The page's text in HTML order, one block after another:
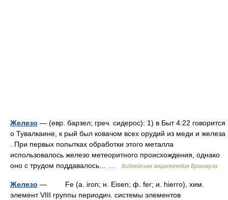
Железо — (евр. барзел; греч. сидерос): 1) в Быт 4:22 говорится
о Тувалкаине, к рый был ковачом всех орудий из меди и железа
. При первых попытках обработки этого металла
использовалось железо метеоритного происхождения, однако
оно с трудом поддавалось… …
Библейская энциклопедия Брокгауза
Железо — Fe (a. iron; н. Eisen; ф. fer; и. hierro), хим.
элемент VIII группы периодич. системы элементов